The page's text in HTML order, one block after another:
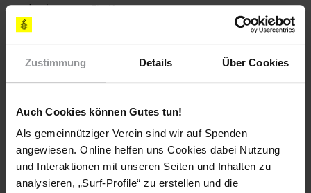
Zustimmung Details Über Cookies
Auch Cookies können Gutes tun!
Als gemeinnütziger Verein sind wir auf Spenden
angewiesen. Online helfen uns Cookies dabei Nutzung
und Interaktionen mit unseren Seiten und Inhalten zu
analysieren, „Surf-Profile“ zu erstellen und die
werden konnten. Ein Kommentar.